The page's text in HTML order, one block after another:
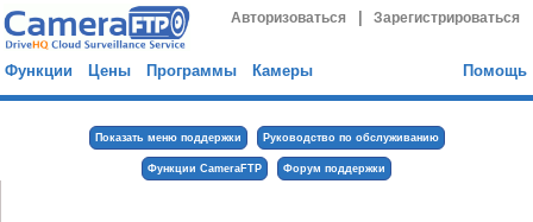
Авторизоваться Зарегистрироваться
Функции Цены Программы Камеры Помощь
Показать меню поддержки Руководство по обслуживанию
Функции CameraFTP Форум поддержки